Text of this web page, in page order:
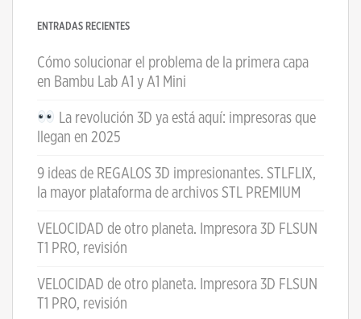
ENTRADAS RECIENTES
Cómo solucionar el problema de la primera capa
en Bambu Lab A1 y A1 Mini
La revolución 3D ya está aquí: impresoras que
llegan en 2025
9 ideas de REGALOS 3D impresionantes. STLFLIX,
la mayor plataforma de archivos STL PREMIUM
VELOCIDAD de otro planeta. Impresora 3D FLSUN
T1 PRO, revisión
VELOCIDAD de otro planeta. Impresora 3D FLSUN
T1 PRO, revisión